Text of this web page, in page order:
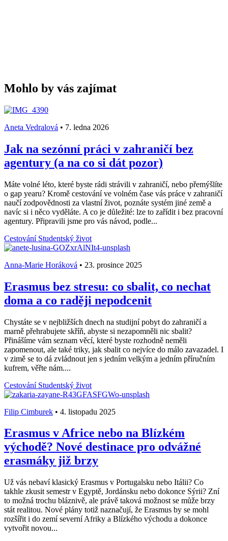
Mohlo by vás zajímat
Aneta Vedralová • 7. ledna 2026
Jak na sezónní práci v zahraničí bez
agentury (a na co si dát pozor)
Máte volné léto, které byste rádi strávili v zahraničí, nebo přemýšlíte
o gap yearu? Kromě cestování ve volném čase vás práce v zahraničí
naučí zodpovědnosti za vlastní život, poznáte systém jiné země a
navíc si i něco vyděláte. A co je důležité: lze to zařídit i bez pracovní
agentury. Připravili jsme pro vás návod, podle...
Cestování Studentský život
Anna-Marie Horáková • 23. prosince 2025
Erasmus bez stresu: co sbalit, co nechat
doma a co raději nepodcenit
Chystáte se v nejbližších dnech na studijní pobyt do zahraničí a
marně přehrabujete skříň, abyste si nezapomněli nic sbalit?
Přinášíme vám seznam věcí, které byste rozhodně neměli
zapomenout, ale také triky, jak sbalit co nejvíce do málo zavazadel. I
v zimě se to dá zvládnout jen s jedním velkým a jedním příručním
kufrem, věřte nám....
Cestování Studentský život
Filip Cimburek • 4. listopadu 2025
Erasmus v Africe nebo na Blízkém
východě? Nové destinace pro odvážné
erasmáky již brzy
Už vás nebaví klasický Erasmus v Portugalsku nebo Itálii? Co
takhle zkusit semestr v Egyptě, Jordánsku nebo dokonce Sýrii? Zní
to možná trochu bláznivě, ale právě taková možnost se může brzy
stát realitou. Nové plány totiž naznačují, že Erasmus by se mohl
rozšířit i do zemí severní Afriky a Blízkého východu a dokonce
vytvořit novou...